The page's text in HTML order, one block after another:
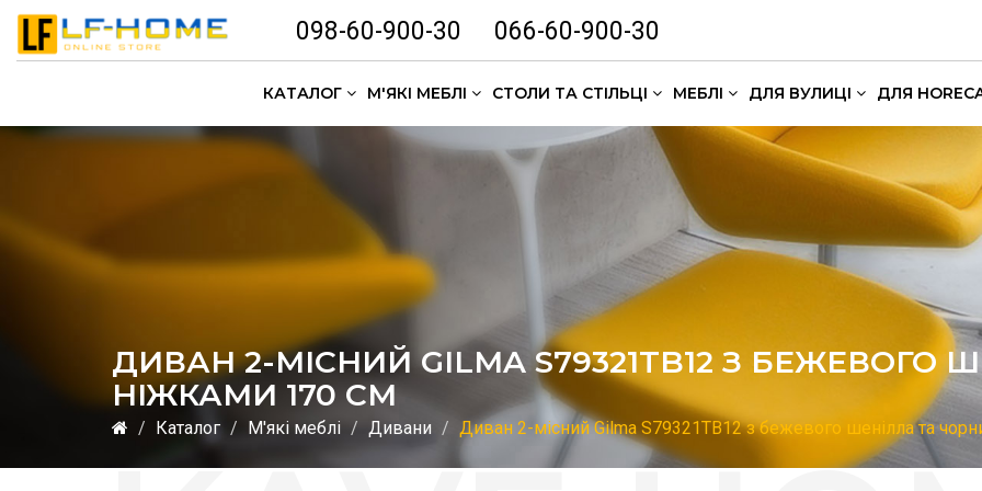
098-60-900-30 066-60-900-30
КАТАЛОГ М'ЯКІ МЕБЛІ СТОЛИ ТА СТІЛЬЦІ МЕБЛІ ДЛЯ ВУЛИЦІ ДЛЯ
ДИВАН 2-МІСНИЙ GILMA S79321TB12 З
НІЖКАМИ 170 СМ
Каталог М'які меблі Дивани Диван 2-місний Gilma S79321TB12 з бежевого шенілла та